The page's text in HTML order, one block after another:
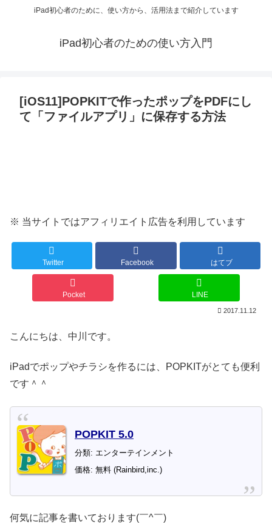
iPad初心者のために、使い方から、活用法まで紹介しています
iPad初心者のための使い方入門
[iOS11]POPKITで作ったポップをPDFにし
て「ファイルアプリ」に保存する方法
※ 当サイトではアフィリエイト広告を利用しています
Twitter Facebook はてブ
Pocket LINE
2017.11.12
こんにちは、中川です。
iPadでポップやチラシを作るには、POPKITがとても便利
です＾＾
POPKIT 5.0
分類: エンターテインメント
価格: 無料 (Rainbird,inc.)
何気に記事を書いております(￣^￣)ゞ